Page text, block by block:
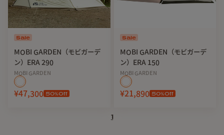
Sale
MOBI GARDEN（モビガーデ
ン）ERA 290
MOBI GARDEN
¥47,300 50%Off
Sale
MOBI GARDEN（モビガーデ
ン）ERA 150
MOBI GARDEN
¥21,890 50%Off
1